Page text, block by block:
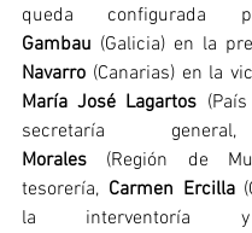
queda configurada
Gambau (Galicia) en la
Navarro
María José Lagartos
secretaría
Morales (Región de
tesorería, Carmen Ercilla
la